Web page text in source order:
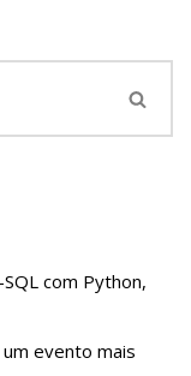
com Python,
evento mais